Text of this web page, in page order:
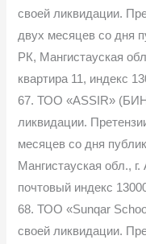
своей ликвидации.
двух месяцев со дня
РК, Мангистауская
квартира 11, индекс
67. ТОО «ASSIR» (БИН
ликвидации.
месяцев со дня
Мангистауская обл.,
почтовый индекс
68. ТОО «Sunqar
своей ликвидации.